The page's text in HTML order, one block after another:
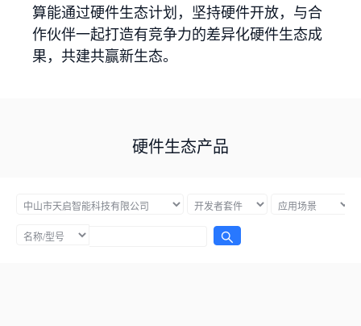
算能通过硬件生态计划，坚持硬件开放，与合
作伙伴一起打造有竞争力的差异化硬件生态成
果，共建共赢新生态。
硬件生态产品